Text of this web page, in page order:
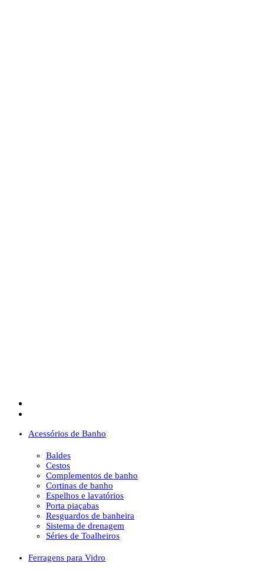
Acessórios de Banho
Baldes
Cestos
Complementos de banho
Cortinas de banho
Espelhos e lavatórios
Porta piaçabas
Resguardos de banheira
Sistema de drenagem
Séries de Toalheiros
Ferragens para Vidro